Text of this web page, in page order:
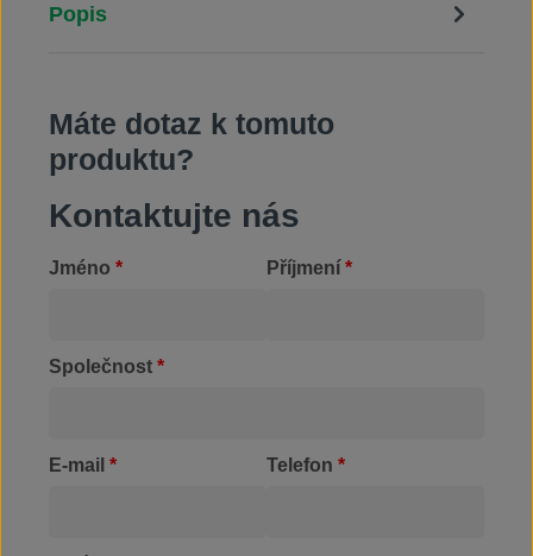
Popis
Máte dotaz k tomuto
produktu?
Kontaktujte nás
Jméno * Příjmení *
Společnost *
E-mail * Telefon *